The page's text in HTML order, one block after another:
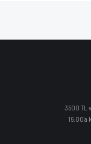
3500 TL
16:00'a